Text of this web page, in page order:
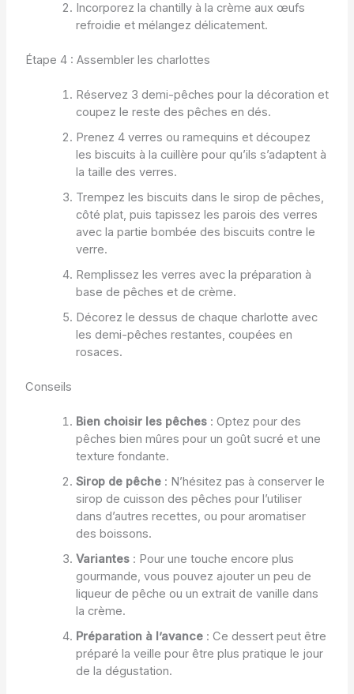
Incorporez la chantilly à la crème aux œufs
refroidie et mélangez délicatement.
Étape 4 : Assembler les charlottes
Réservez 3 demi-pêches pour la décoration et
coupez le reste des pêches en dés.
Prenez 4 verres ou ramequins et découpez
les biscuits à la cuillère pour qu’ils s’adaptent à
la taille des verres.
Trempez les biscuits dans le sirop de pêches,
côté plat, puis tapissez les parois des verres
avec la partie bombée des biscuits contre le
verre.
Remplissez les verres avec la préparation à
base de pêches et de crème.
Décorez le dessus de chaque charlotte avec
les demi-pêches restantes, coupées en
rosaces.
Conseils
Bien choisir les pêches: Optez pour des
pêches bien mûres pour un goût sucré et une
texture fondante.
Sirop de pêche: N’hésitez pas à conserver le
sirop de cuisson des pêches pour l’utiliser
dans d’autres recettes, ou pour aromatiser
des boissons.
Variantes: Pour une touche encore plus
gourmande, vous pouvez ajouter un peu de
liqueur de pêche ou un extrait de vanille dans
la crème.
Préparation à l’avance: Ce dessert peut être
préparé la veille pour être plus pratique le jour
de la dégustation.